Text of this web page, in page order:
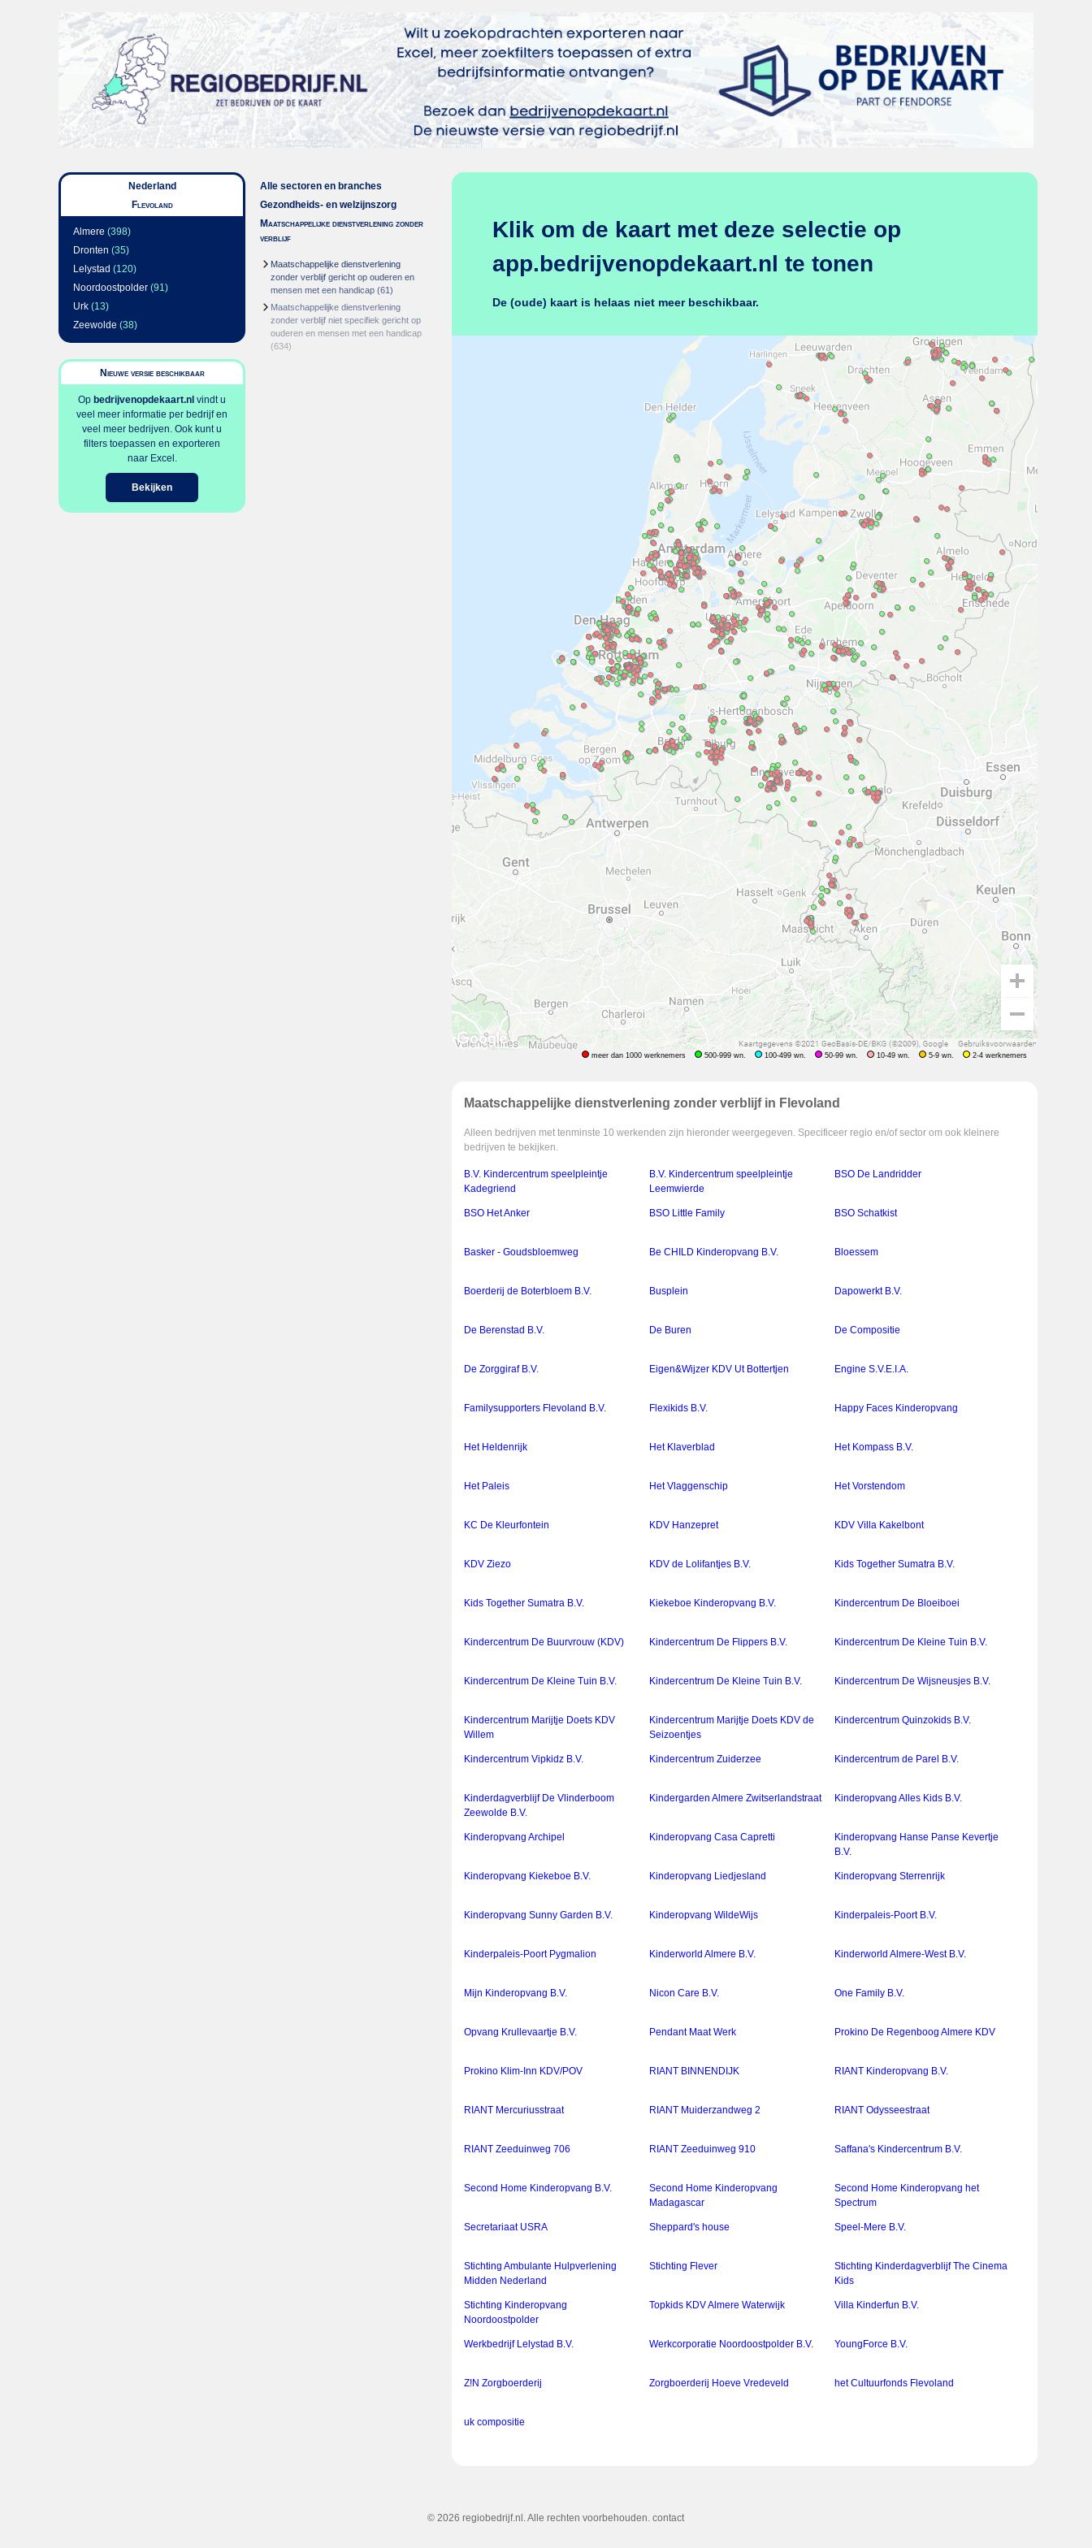
Nederland
Flevoland
Almere (398)
Dronten (35)
Lelystad (120)
Noordoostpolder (91)
Urk (13)
Zeewolde (38)
Nieuwe versie beschikbaar
Op bedrijvenopdekaart.nl vindt u
veel meer informatie per bedrijf en
veel meer bedrijven. Ook kunt u
filters toepassen en exporteren
naar Excel.
Bekijken
Alle sectoren en branches
Gezondheids- en welzijnszorg
Maatschappelijke dienstverlening zonder
verblijf
Maatschappelijke dienstverlening
zonder verblijf gericht op ouderen en
mensen met een handicap (61)
Maatschappelijke dienstverlening
zonder verblijf niet specifiek gericht op
ouderen en mensen met een handicap
(634)
Klik om de kaart met deze selectie op
app.bedrijvenopdekaart.nl te tonen
De (oude) kaart is helaas niet meer beschikbaar.
meer dan 1000 werknemers 500-999 wn. 100-499 wn. 50-99 wn. 10-49 wn. 5-9 wn. 2-4 werknemers
Maatschappelijke dienstverlening zonder verblijf in Flevoland
Alleen bedrijven met tenminste 10 werkenden zijn hieronder weergegeven. Specificeer regio en/of sector om ook kleinere
bedrijven te bekijken.
B.V. Kindercentrum speelpleintje
Kadegriend
B.V. Kindercentrum speelpleintje
Leemwierde
BSO De Landridder
BSO Het Anker BSO Little Family BSO Schatkist
Basker - Goudsbloemweg Be CHILD Kinderopvang B.V. Bloessem
Boerderij de Boterbloem B.V. Busplein Dapowerkt B.V.
De Berenstad B.V. De Buren De Compositie
De Zorggiraf B.V. Eigen&Wijzer KDV Ut Bottertjen Engine S.V.E.I.A.
Familysupporters Flevoland B.V. Flexikids B.V. Happy Faces Kinderopvang
Het Heldenrijk Het Klaverblad Het Kompass B.V.
Het Paleis Het Vlaggenschip Het Vorstendom
KC De Kleurfontein KDV Hanzepret KDV Villa Kakelbont
KDV Ziezo KDV de Lolifantjes B.V. Kids Together Sumatra B.V.
Kids Together Sumatra B.V. Kiekeboe Kinderopvang B.V. Kindercentrum De Bloeiboei
Kindercentrum De Buurvrouw (KDV) Kindercentrum De Flippers B.V. Kindercentrum De Kleine Tuin B.V.
Kindercentrum De Kleine Tuin B.V. Kindercentrum De Kleine Tuin B.V. Kindercentrum De Wijsneusjes B.V.
Kindercentrum Marijtje Doets KDV
Willem
Kindercentrum Marijtje Doets KDV de
Seizoentjes
Kindercentrum Quinzokids B.V.
Kindercentrum Vipkidz B.V. Kindercentrum Zuiderzee Kindercentrum de Parel B.V.
Kinderdagverblijf De Vlinderboom
Zeewolde B.V.
Kindergarden Almere Zwitserlandstraat Kinderopvang Alles Kids B.V.
Kinderopvang Archipel Kinderopvang Casa Capretti
Kinderopvang Hanse Panse Kevertje
B.V.
Kinderopvang Kiekeboe B.V. Kinderopvang Liedjesland Kinderopvang Sterrenrijk
Kinderopvang Sunny Garden B.V. Kinderopvang WildeWijs Kinderpaleis-Poort B.V.
Kinderpaleis-Poort Pygmalion Kinderworld Almere B.V. Kinderworld Almere-West B.V.
Mijn Kinderopvang B.V. Nicon Care B.V. One Family B.V.
Opvang Krullevaartje B.V. Pendant Maat Werk Prokino De Regenboog Almere KDV
Prokino Klim-Inn KDV/POV RIANT BINNENDIJK RIANT Kinderopvang B.V.
RIANT Mercuriusstraat RIANT Muiderzandweg 2 RIANT Odysseestraat
RIANT Zeeduinweg 706 RIANT Zeeduinweg 910 Saffana's Kindercentrum B.V.
Second Home Kinderopvang B.V.
Second Home Kinderopvang
Madagascar
Second Home Kinderopvang het
Spectrum
Secretariaat USRA Sheppard's house Speel-Mere B.V.
Stichting Ambulante Hulpverlening
Midden Nederland
Stichting Flever
Stichting Kinderdagverblijf The Cinema
Kids
Stichting Kinderopvang
Noordoostpolder
Topkids KDV Almere Waterwijk Villa Kinderfun B.V.
Werkbedrijf Lelystad B.V. Werkcorporatie Noordoostpolder B.V. YoungForce B.V.
Z!N Zorgboerderij Zorgboerderij Hoeve Vredeveld het Cultuurfonds Flevoland
uk compositie
© 2026 regiobedrijf.nl. Alle rechten voorbehouden.contact